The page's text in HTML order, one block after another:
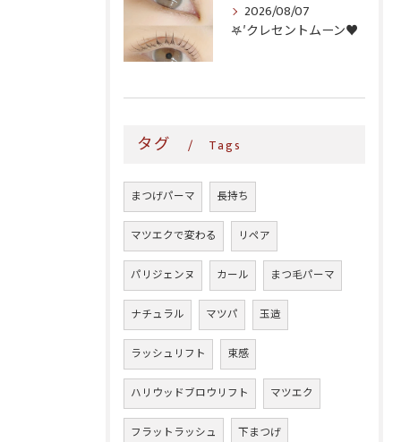
2026/08/07
𖤐′クレセントムーン♥️
タグ Tags
まつげパーマ 長持ち
マツエクで変わる リペア
パリジェンヌ カール まつ毛パーマ
ナチュラル マツパ 玉造
ラッシュリフト 束感
ハリウッドブロウリフト マツエク
フラットラッシュ 下まつげ